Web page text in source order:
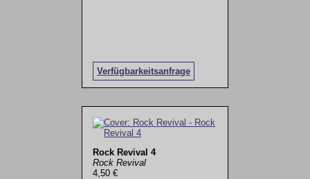
Verfügbarkeitsanfrage
Rock Revival 4
Rock Revival
4,50 €